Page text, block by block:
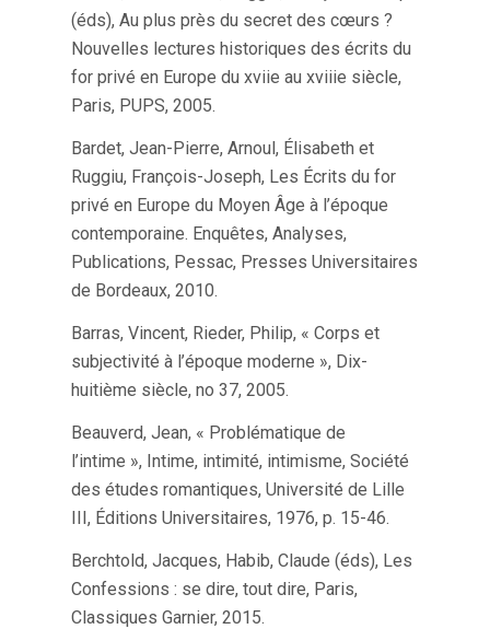
(éds), Au plus près du secret des cœurs ?
Nouvelles lectures historiques des écrits du
for privé en Europe du xviie au xviiie siècle,
Paris, PUPS, 2005.
Bardet, Jean-Pierre, Arnoul, Élisabeth et
Ruggiu, François-Joseph, Les Écrits du for
privé en Europe du Moyen Âge à l’époque
contemporaine. Enquêtes, Analyses,
Publications, Pessac, Presses Universitaires
de Bordeaux, 2010.
Barras, Vincent, Rieder, Philip, « Corps et
subjectivité à l’époque moderne », Dix-
huitième siècle, no 37, 2005.
Beauverd, Jean, « Problématique de
l’intime », Intime, intimité, intimisme, Société
des études romantiques, Université de Lille
III, Éditions Universitaires, 1976, p. 15-46.
Berchtold, Jacques, Habib, Claude (éds), Les
Confessions : se dire, tout dire, Paris,
Classiques Garnier, 2015.